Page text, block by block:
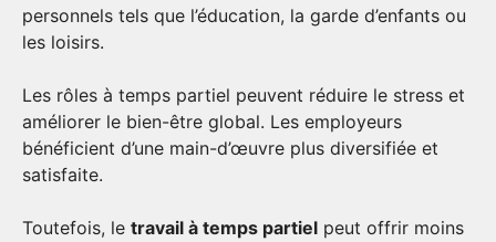
personnels tels que l’éducation, la garde d’enfants ou
les loisirs.
Les rôles à temps partiel peuvent réduire le stress et
améliorer le bien-être global. Les employeurs
bénéficient d’une main-d’œuvre plus diversifiée et
satisfaite.
Toutefois, le travail à temps partiel peut offrir moins